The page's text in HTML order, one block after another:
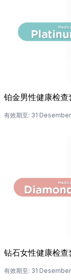
铂金男性健康检查
有效期至: 31
钻石女性健康检查
有效期至: 31